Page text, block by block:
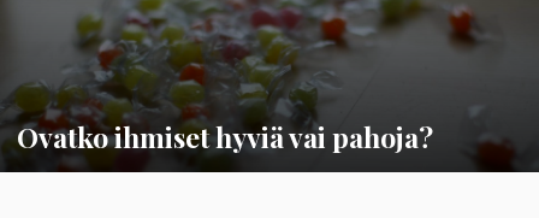
Ovatko ihmiset hyviä vai pahoja?